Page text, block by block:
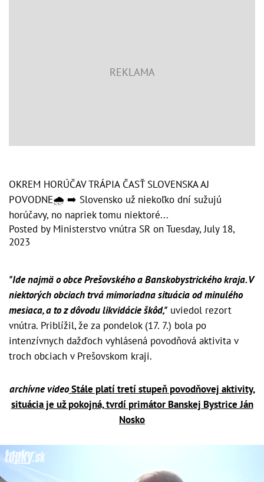
OKREM HORÚČAV TRÁPIA ČASŤ SLOVENSKA AJ
POVODNE🌧 ➡ Slovensko už niekoľko dní sužujú
horúčavy, no napriek tomu niektoré...
Posted by Ministerstvo vnútra SR onTuesday, July 18,
2023
"Ide najmä o obce Prešovského a Banskobystrického kraja. V
niektorých obciach trvá mimoriadna situácia od minulého
mesiaca, a to z dôvodu likvidácie škôd," uviedol rezort
vnútra. Priblížil, že za pondelok (17. 7.) bola po
intenzívnych dažďoch vyhlásená povodňová aktivita v
troch obciach v Prešovskom kraji.
archívne videoStále platí tretí stupeň povodňovej aktivity,
situácia je už pokojná, tvrdí primátor Banskej Bystrice Ján
Nosko